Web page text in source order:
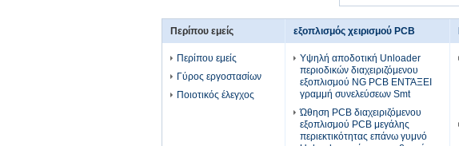
Περίπου εμείς
Περίπου εμείς
Γύρος εργοστασίων
Ποιοτικός έλεγχος
εξοπλισμός χειρισμού PCB
Υψηλή αποδοτική Unloader
περιοδικών διαχειριζόμενου
εξοπλισμού NG PCB ΕΝΤΆΞΕΙ
γραμμή συνελεύσεων Smt
Ώθηση PCB διαχειριζόμενου
εξοπλισμού PCB μεγάλης
περιεκτικότητας επάνω γυμνό